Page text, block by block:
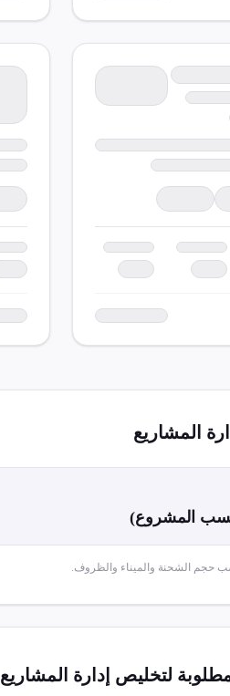
المشاريع
حجم الشحنة والميناء والظروف.
لتخليص إدارة المشاريع